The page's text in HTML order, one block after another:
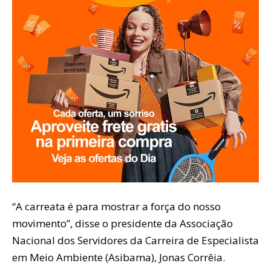
“A carreata é para mostrar a força do nosso
movimento”, disse o presidente da Associação
Nacional dos Servidores da Carreira de Especialista
em Meio Ambiente (Asibama), Jonas Corrêia.